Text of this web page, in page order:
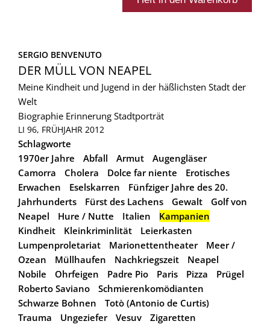
SERGIO BENVENUTO
DER MÜLL VON NEAPEL
Meine Kindheit und Jugend in der häßlichsten Stadt der
Welt
Biographie Erinnerung Stadtporträt
LI 96, FRÜHJAHR 2012
Schlagworte
1970er Jahre
Abfall Armut
Augengläser
Camorra
Cholera Dolce far niente
Erotisches
Erwachen
Eselskarren
Fünfziger Jahre des 20.
Jahrhunderts
Fürst des Lachens Gewalt
Golf von
Neapel
Hure / Nutte Italien
Kampanien
Kindheit
Kleinkriminlität
Leierkasten
Lumpenproletariat
Marionettentheater
Meer /
Ozean
Müllhaufen Nachkriegszeit
Neapel
Nobile
Ohrfeigen Padre Pio Paris Pizza
Prügel
Roberto Saviano
Schmierenkomödianten
Schwarze Bohnen
Totò (Antonio de Curtis)
Trauma
Ungeziefer Vesuv Zigaretten